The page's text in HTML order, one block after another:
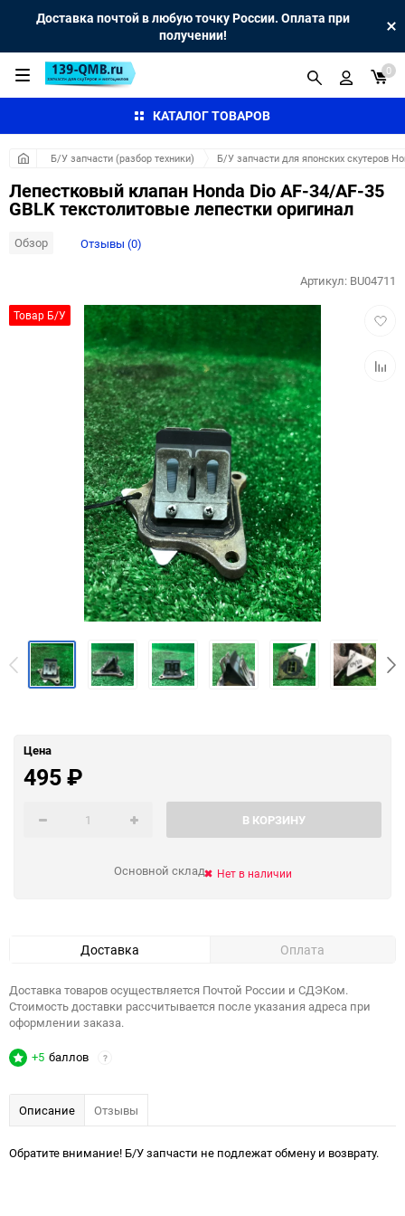
Доставка почтой в любую точку России. Оплата при
получении!
КАТАЛОГ ТОВАРОВ
0
Б/У запчасти (разбор техники) Б/У запчасти для японских скутеров
Лепестковый клапан Honda Dio AF-34/AF-35
GBLK текстолитовые лепестки оригинал
Обзор Отзывы (0)
Товар Б/У
Артикул: BU04711
Цена
495₽
В КОРЗИНУ
Основной склад Нет в наличии
Доставка Оплата
Доставка товаров осуществляется Почтой России и СДЭКом.
Стоимость доставки рассчитывается после указания адреса при
оформлении заказа.
+5 баллов ?
Описание Отзывы
Обратите внимание! Б/У запчасти не подлежат обмену и возврату.